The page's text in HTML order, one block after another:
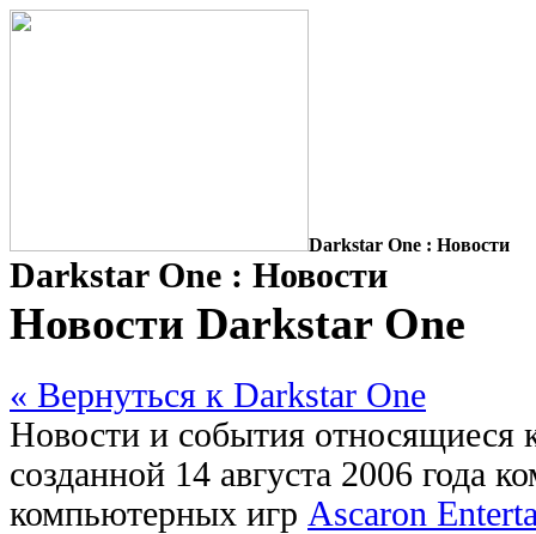
Darkstar One : Новости
Darkstar One : Новости
Новости Darkstar One
« Вернуться к Darkstar One
Новости и события относящиеся
созданной 14 августа 2006 года
компьютерных игр Ascaron